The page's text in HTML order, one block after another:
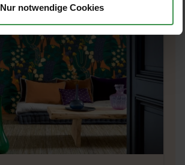
Nur notwendige Cookies